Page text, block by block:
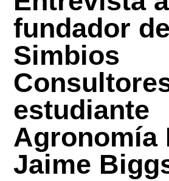
fundador de
Simbios
estudiante
Agronomía
Jaime